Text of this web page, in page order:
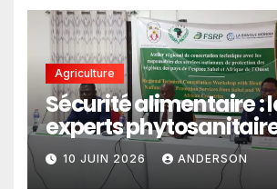
Agriculture
Sécurité alimentaire :
experts
Sahel et d’Afrique de
en conclave à Lomé
10 JUIN 2026 ANDERSON